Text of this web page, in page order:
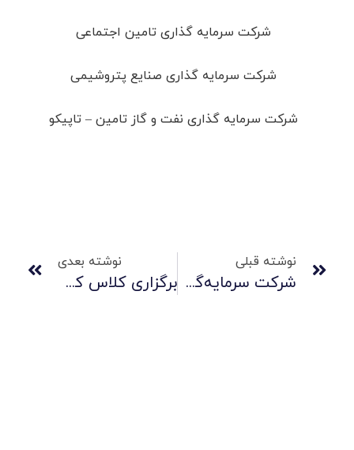
شرکت سرمایه گذاری تامین اجتماعی
شرکت سرمایه گذاری صنایع پتروشیمی
شرکت سرمایه گذاری نفت و گاز تامین – تاپیکو
نوشته قبلی
شرکت سرمایه‌گذاری صنایع پتروشیمی در میان بهره‌ورترین شرکت‌های تابعه تامین اجتماعی قرار گرفت
نوشته بعدی
برگزاری کلاس کمک‌های اولیه در کارخانه صنایع لاستیکی سهند